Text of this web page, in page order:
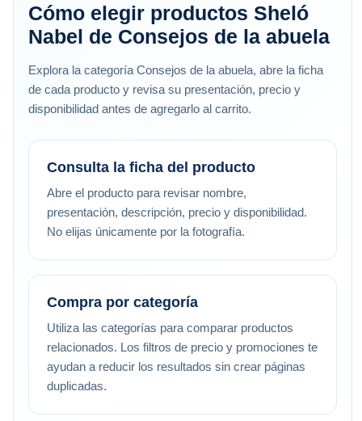
Cómo elegir productos Sheló
Nabel de Consejos de la abuela
Explora la categoría Consejos de la abuela, abre la ficha
de cada producto y revisa su presentación, precio y
disponibilidad antes de agregarlo al carrito.
Consulta la ficha del producto
Abre el producto para revisar nombre,
presentación, descripción, precio y disponibilidad.
No elijas únicamente por la fotografía.
Compra por categoría
Utiliza las categorías para comparar productos
relacionados. Los filtros de precio y promociones te
ayudan a reducir los resultados sin crear páginas
duplicadas.